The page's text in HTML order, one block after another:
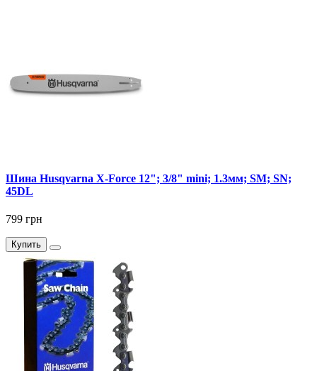
Шина Husqvarna X-Force 12"; 3/8" mini; 1.3мм; SM; SN;
45DL
799 грн
Купить